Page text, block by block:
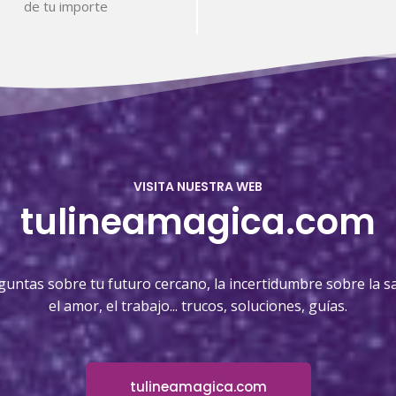
de tu importe
VISITA NUESTRA WEB
tulineamagica.com
sobre tu futuro cercano, la incertidumbre sobre la
el amor, el trabajo... trucos, soluciones, guías.
tulineamagica.com